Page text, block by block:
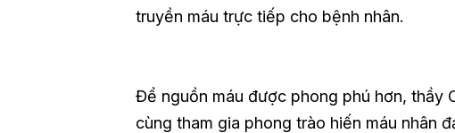
truyền máu trực tiếp cho bệnh nhân.
Để nguồn máu được phong phú hơn, thầy
cùng tham gia phong trào hiến máu nhân